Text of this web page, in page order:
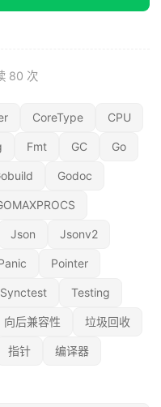
80 次
CoreType CPU
Fmt GC Go
Godoc
Json Jsonv2
Pointer
Synctest Testing
向后兼容性 垃圾回收
指针 编译器